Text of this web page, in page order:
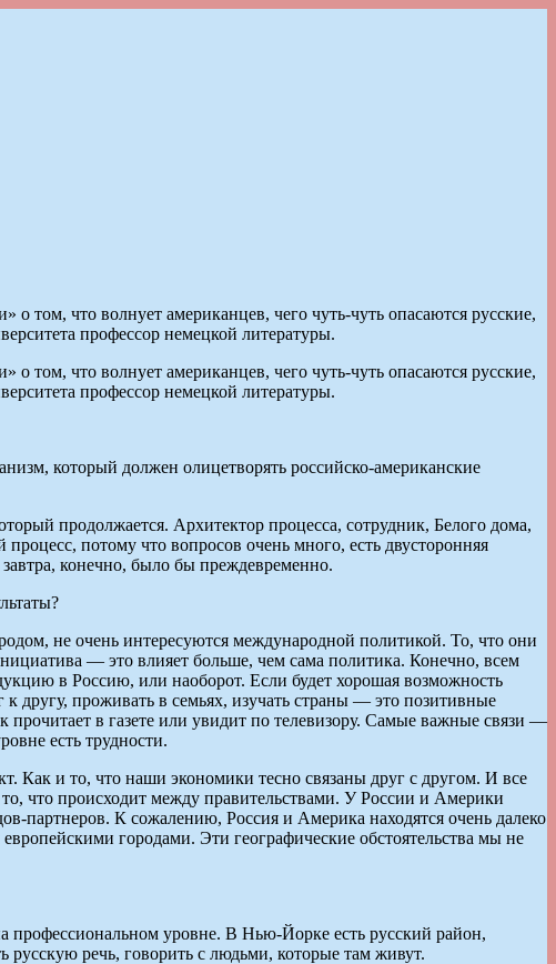
том, что волнует американцев, чего чуть-чуть опасаются русские,
профессор немецкой литературы.
том, что волнует американцев, чего чуть-чуть опасаются русские,
профессор немецкой литературы.
который должен олицетворять российско-американские
продолжается. Архитектор процесса, сотрудник, Белого дома,
потому что вопросов очень много, есть двусторонняя
конечно, было бы преждевременно.
не очень интересуются международной политикой. То, что они
— это влияет больше, чем сама политика. Конечно, всем
в Россию, или наоборот. Если будет хорошая возможность
другу, проживать в семьях, изучать страны — это позитивные
в газете или увидит по телевизору. Самые важные связи —
есть трудности.
Как и то, что наши экономики тесно связаны друг с другом. И все
что происходит между правительствами. У России и Америки
партнеров. К сожалению, Россия и Америка находятся очень далеко
городами. Эти географические обстоятельства мы не
профессиональном уровне. В Нью-Йорке есть русский район,
русскую речь, говорить с людьми, которые там живут.